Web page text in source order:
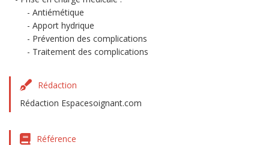
Antiémétique
Apport hydrique
Prévention des complications
Traitement des complications
Rédaction
Rédaction Espacesoignant.com
Référence